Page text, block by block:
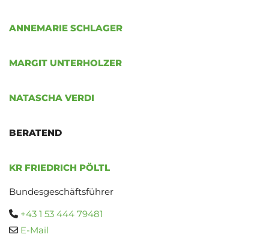
ANNEMARIE SCHLAGER
MARGIT UNTERHOLZER
NATASCHA VERDI
BERATEND
KR FRIEDRICH PÖLTL
Bundesgeschäftsführer
 +43 1 53 444 79481
 E-Mail